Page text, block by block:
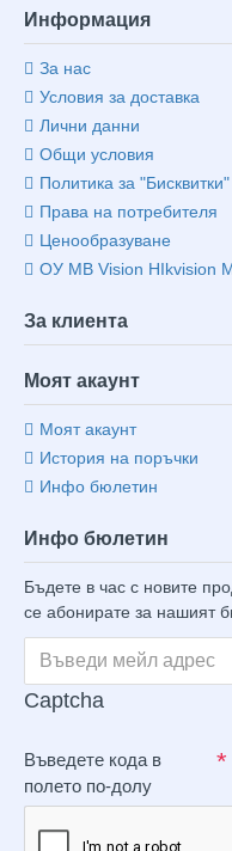
Информация
За нас
Условия за доставка
Лични данни
Общи условия
Политика за "Бисквитки"
Права на потребителя
Ценообразуване
ОУ MB Vision HIkvision
За клиента
Моят акаунт
Моят акаунт
История на поръчки
Инфо бюлетин
Инфо бюлетин
Бъдете в час с новите
се абонирате за нашият
Captcha
Въведете кода в
полето по-долу